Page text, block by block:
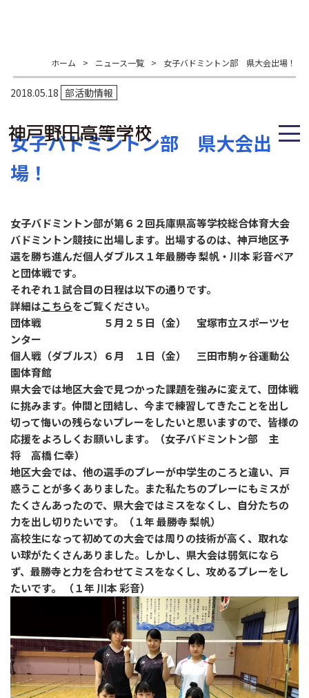
ホーム > ニュース一覧 > 女子バドミントン部 県大会出場！
2018.05.18 部活動情報
女子バドミントン部 県大会出
場！
女子バドミントン部が第６２回兵庫県高等学校総合体育大会
バドミントン競技に出場します。出場するのは、神戸地区予
選を勝ち進んだ個人ダブルス１年最勝寺 梨帆・川本 彩音ペア
と団体戦です。
それぞれ１試合目の日程は以下の通りです。
詳細はこちらをご覧ください。
団体戦 ５月２５日（金） 宝塚市立スポーツセ
ンター
個人戦（ダブルス）６月 １日（金） 三田市駒ヶ谷運動公
園体育館
県大会では地区大会で見つかった課題を強みに変えて、団体戦
に挑みます。仲間と団結し、今まで練習してきたことを出し
切って悔いの残らないプレーをしたいと思いますので、皆様の
応援をよろしくお願いします。（女子バドミントン部 主
将 高橋 仁幸）
地区大会では、他の選手のプレーが中学生のころと違い、戸
惑うことが多くありました。また私たちのプレーにもミスが
たくさんあったので、県大会ではミスをなくし、自分たちの
力を出し切りたいです。（１年 最勝寺 梨帆）
高校生になって初めての大会では周りの技術が高く、取れな
い球がたくさんありました。しかし、県大会は弱気になら
ず、最勝寺と力を合わせてミスをなくし、攻めるプレーをし
たいです。 （１年 川本 彩音）